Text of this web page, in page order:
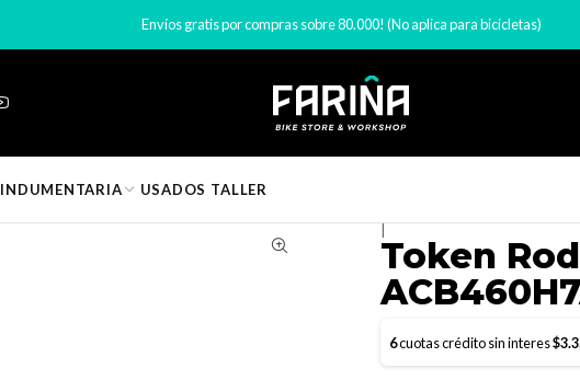
Envíos gratis por compras sobre 80.000! (No aplica para bicicletas)
Componentes de Bicicleta Dirección bicicleta Token Rodamiento de
Token
6cuotas crédito sin interes
INDUMENTARIA USADOS TALLER